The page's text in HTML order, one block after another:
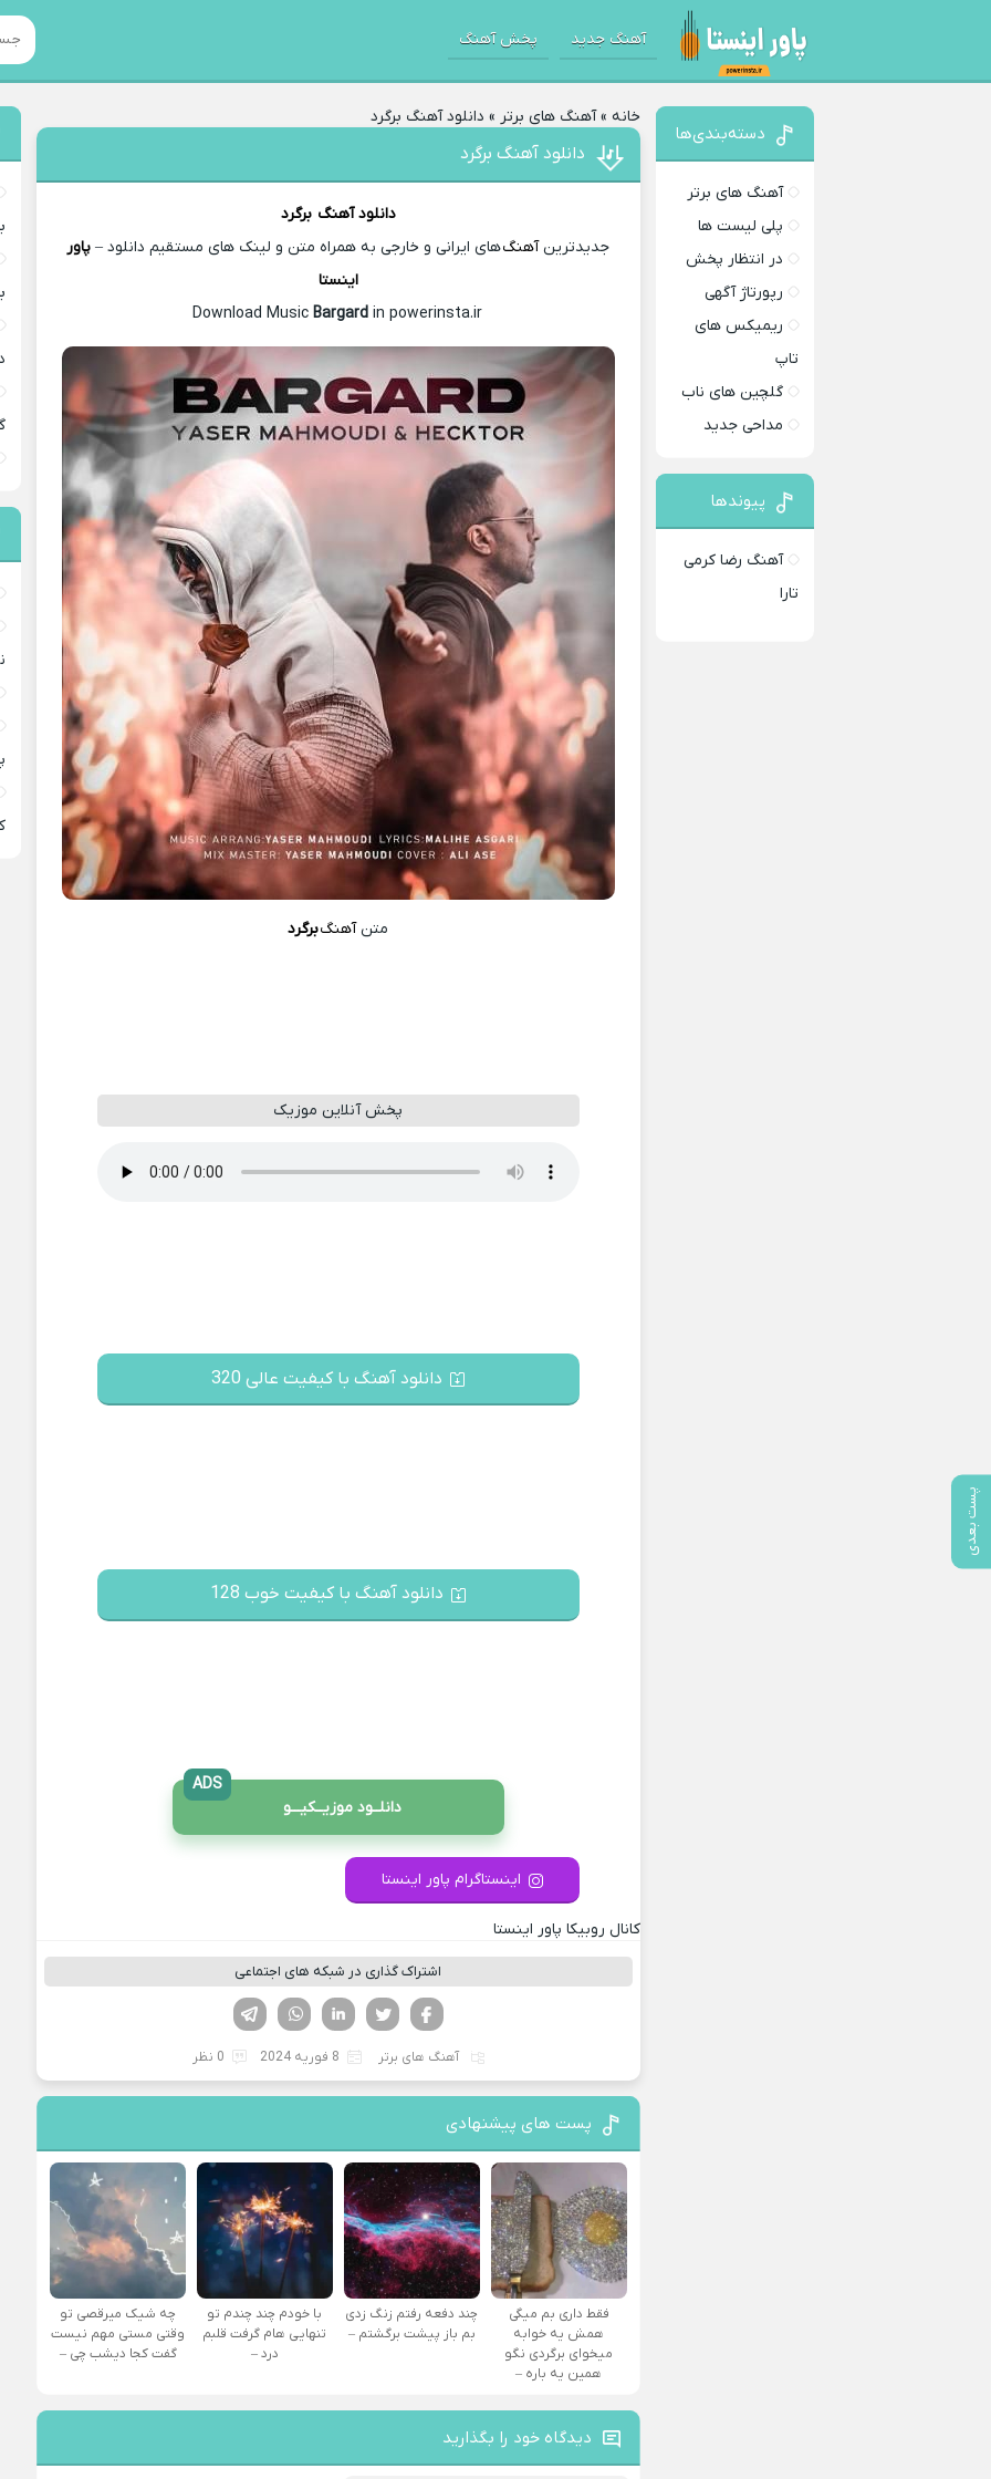
آهنگ جدید پخش آهنگ
خانه »آهنگ های برتر » دانلود آهنگ برگرد
پست بعدی
دانلود آهنگ برگرد
دانلود آهنگ برگرد
جدیدترینآهنگهای ایرانی و خارجی به همراه متن و لینک های مستقیم دانلود – پاور
اینستا
Bargardin powerinsta.ir
متنآهنگبرگرد
پخش آنلاین موزیک
دانلود آهنگ با کیفیت عالی 320
دانلود آهنگ با کیفیت خوب 128
دانلــود موزیــکیـــو
ADS
اینستاگرام پاور اینستا
کانال روبیکا پاور اینستا
اشتراک گذاری در شبکه های اجتماعی
لینکدین تویتر
فیسوک
آهنگ های برتر 8 فوریه 2024 0 نظر
پست های پیشنهادی
فقط داری بم میگی
همش یه خوابه
میخوای برگردی نگو
همین یه باره –
چند دفعه رفتم زنگ زدی
بم باز پیشت برگشتم –
با خودم چند چندم تو
تنهایی هام گرفت قلبم
درد –
چه شیک میرقصی تو
وقتی مستی مهم نیست
گفت کجا دیشب چی –
دیدگاه خود را بگذارید
دسته‌بندی‌ها
آهنگ های برتر
پلی لیست ها
در انتظار پخش
رپورتاژ آگهی
ریمیکس های
تاپ
گلچین های ناب
مداحی جدید
پیوندها
آهنگ رضا کرمی
تارا